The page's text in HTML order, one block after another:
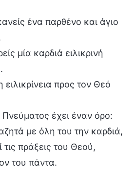
ένα παρθένο και άγιο
μία καρδιά ειλικρινή
προς τον Θεό
έχει έναν όρο:
με όλη του την καρδιά,
πράξεις του Θεού,
του πάντα.